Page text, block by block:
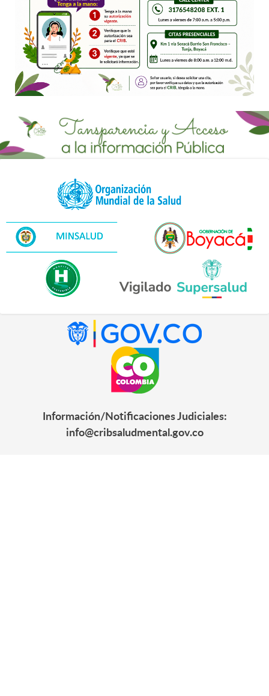
Información/Notificaciones Judiciales:
info@cribsaludmental.gov.co